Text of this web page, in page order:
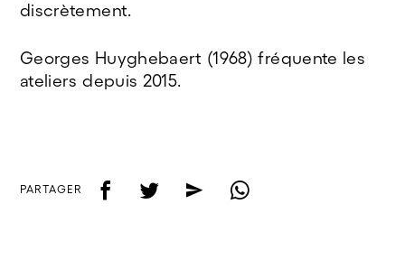
discrètement.
Georges Huyghebaert (1968) fréquente les
ateliers depuis 2015.
PARTAGER f t e w